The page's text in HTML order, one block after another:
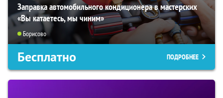
Заправка автомобильного кондиционера в мастерских
«Вы катаетесь, мы чиним»
Борисово
Бесплатно ПОДРОБНЕЕ